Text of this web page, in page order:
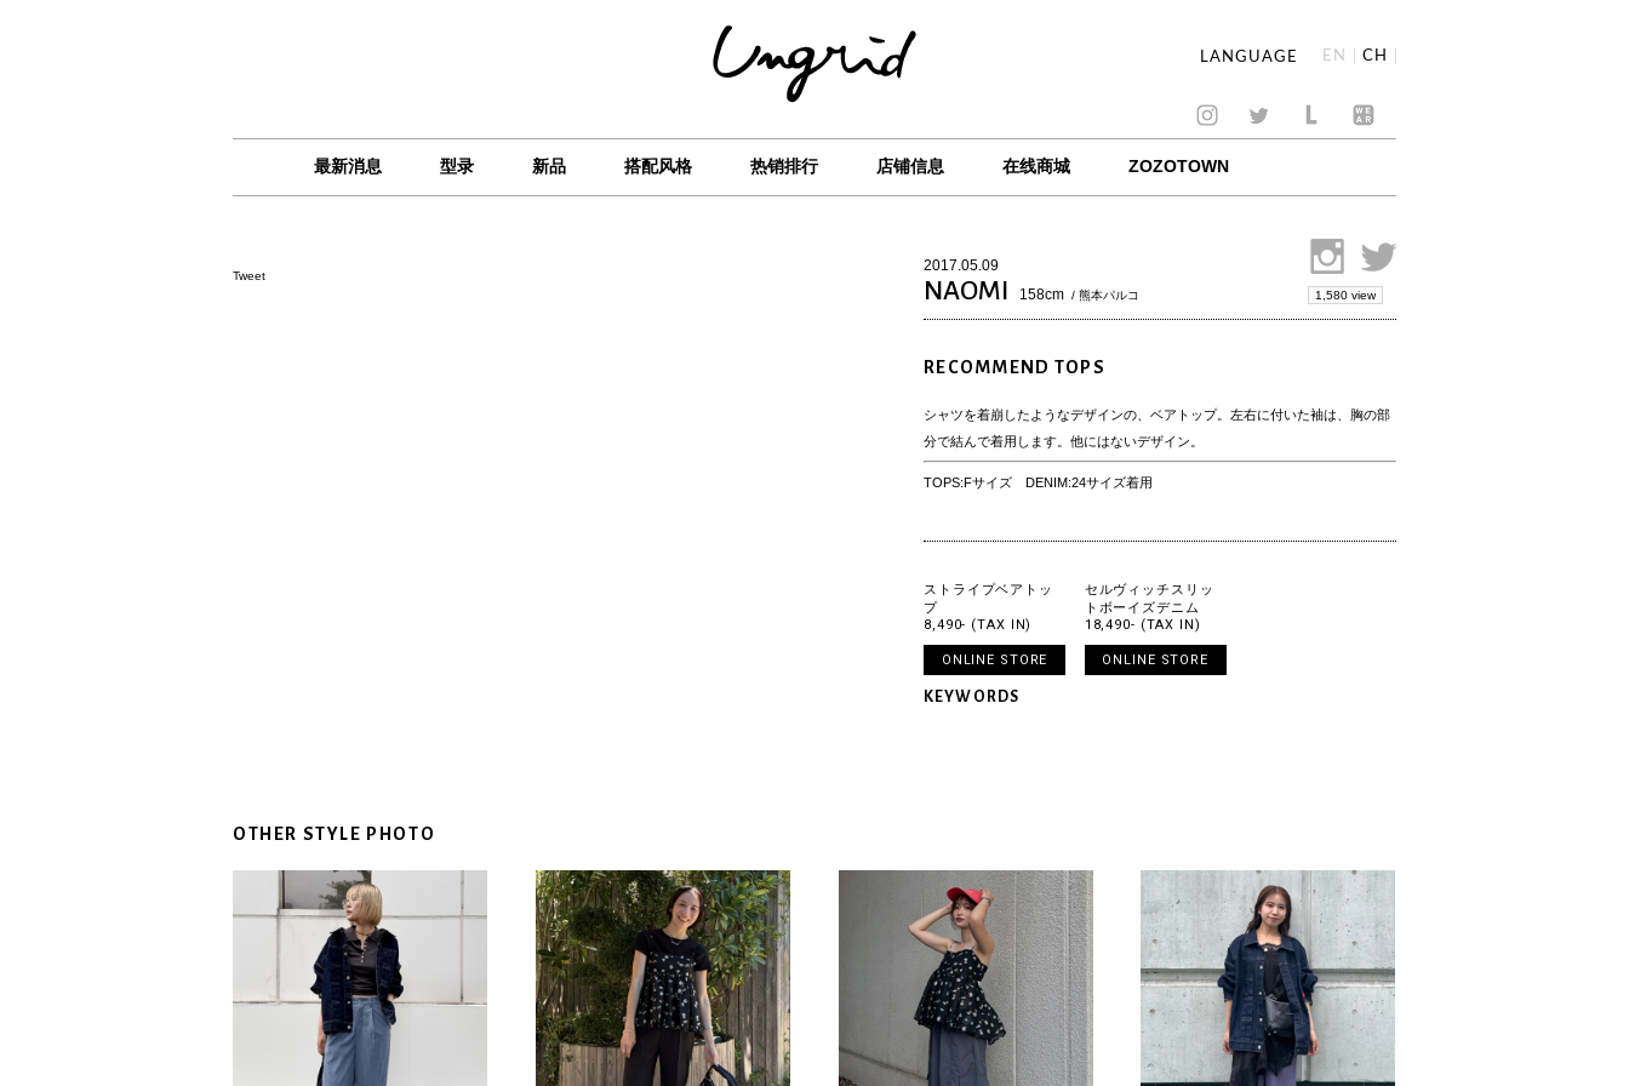
LANGUAGE EN CH
最新消息 型录 新品 搭配风格 热销排行 店铺信息 在线商城 ZOZOTOWN
Tweet
2017.05.09
NAOMI 158cm / 熊本パルコ 1,580 view
RECOMMEND TOPS
シャツを着崩したようなデザインの、ベアトップ。左右に付いた袖は、胸の部
分で結んで着用します。他にはないデザイン。
TOPS:Fサイズ DENIM:24サイズ着用
ストライプベアトッ
プ
8,490- (TAX IN)
ONLINE STORE
セルヴィッチスリッ
トボーイズデニム
18,490- (TAX IN)
ONLINE STORE
KEYWORDS
OTHER STYLE PHOTO